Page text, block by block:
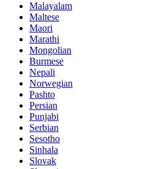
Malayalam
Maltese
Maori
Marathi
Mongolian
Burmese
Nepali
Norwegian
Pashto
Persian
Punjabi
Serbian
Sesotho
Sinhala
Slovak